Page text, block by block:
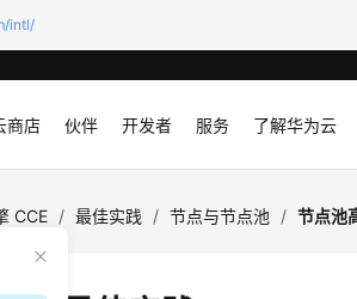
intl/
商店 伙伴 开发者 服务 了解华为云
CCE / 最佳实践 / 节点与节点池 / 节点池